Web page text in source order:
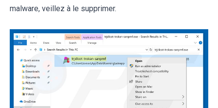
malware, veillez à le supprimer.